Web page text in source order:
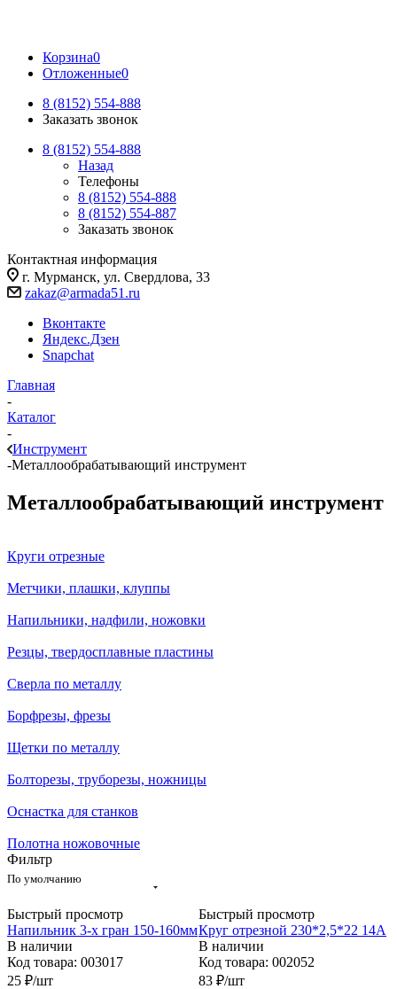
Корзина0
Отложенные0
8 (8152) 554-888
Заказать звонок
8 (8152) 554-888
Назад
Телефоны
8 (8152) 554-888
8 (8152) 554-887
Заказать звонок
Контактная информация
г. Мурманск, ул. Свердлова, 33
zakaz@armada51.ru
Вконтакте
Яндекс.Дзен
Snapchat
Главная
-
Каталог
-
Инструмент
-Металлообрабатывающий инструмент
Металлообрабатывающий инструмент
Круги отрезные
Метчики, плашки, клуппы
Напильники, надфили, ножовки
Резцы, твердосплавные пластины
Сверла по металлу
Борфрезы, фрезы
Щетки по металлу
Болторезы, труборезы, ножницы
Оснастка для станков
Полотна ножовочные
Фильтр
По умолчанию
Быстрый просмотр
Напильник 3-х гран 150-160мм
В наличии
Код товара: 003017
25 ₽/шт
Быстрый просмотр
Круг отрезной 230*2,5*22 14А
В наличии
Код товара: 002052
83 ₽/шт